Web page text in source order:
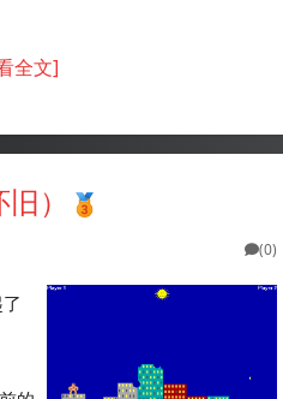
全文]
）
(0)